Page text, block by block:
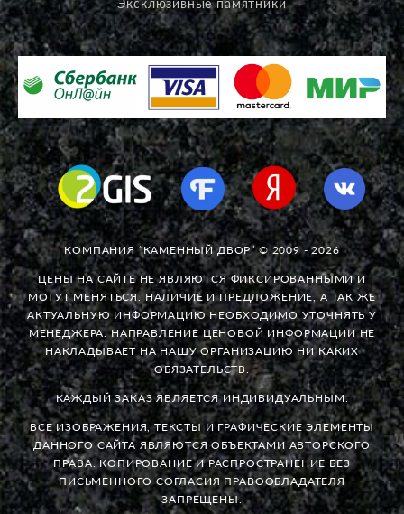
Эксклюзивные памятники
КОМПАНИЯ “КАМЕННЫЙ ДВОР” © 2009 - 2026
ЦЕНЫ НА САЙТЕ НЕ ЯВЛЯЮТСЯ ФИКСИРОВАННЫМИ И
МОГУТ МЕНЯТЬСЯ. НАЛИЧИЕ И ПРЕДЛОЖЕНИЕ, А ТАК ЖЕ
АКТУАЛЬНУЮ ИНФОРМАЦИЮ НЕОБХОДИМО УТОЧНЯТЬ У
МЕНЕДЖЕРА. НАПРАВЛЕНИЕ ЦЕНОВОЙ ИНФОРМАЦИИ НЕ
НАКЛАДЫВАЕТ НА НАШУ ОРГАНИЗАЦИЮ НИ КАКИХ
ОБЯЗАТЕЛЬСТВ.
КАЖДЫЙ ЗАКАЗ ЯВЛЯЕТСЯ ИНДИВИДУАЛЬНЫМ.
ВСЕ ИЗОБРАЖЕНИЯ, ТЕКСТЫ И ГРАФИЧЕСКИЕ ЭЛЕМЕНТЫ
ДАННОГО САЙТА ЯВЛЯЮТСЯ ОБЪЕКТАМИ АВТОРСКОГО
ПРАВА. КОПИРОВАНИЕ И РАСПРОСТРАНЕНИЕ БЕЗ
ПИСЬМЕННОГО СОГЛАСИЯ ПРАВООБЛАДАТЕЛЯ
ЗАПРЕЩЕНЫ.